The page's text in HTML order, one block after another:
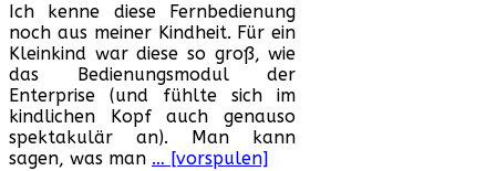
so
groß
wie
Ziegelsteine
Ich kenne diese Fernbedienung
noch aus meiner Kindheit. Für ein
Kleinkind war diese so groß, wie
das Bedienungsmodul der
Enterprise (und fühlte sich im
kindlichen Kopf auch genauso
spektakulär an). Man kann
sagen, was man … [vorspulen]